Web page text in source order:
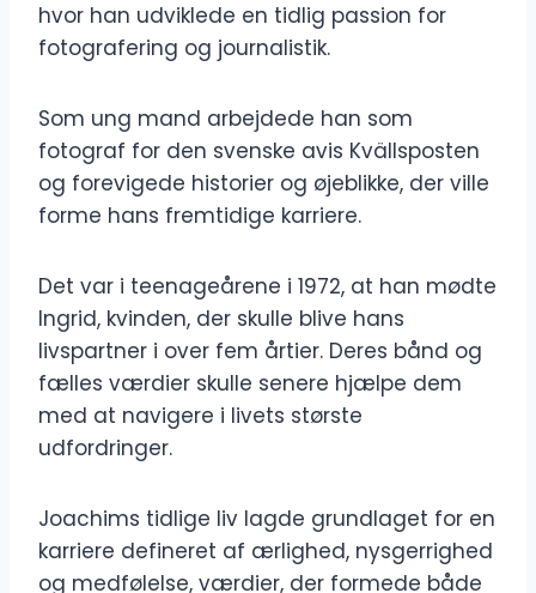
hvor han udviklede en tidlig passion for
fotografering og journalistik.
Som ung mand arbejdede han som
fotograf for den svenske avis Kvällsposten
og forevigede historier og øjeblikke, der ville
forme hans fremtidige karriere.
Det var i teenageårene i 1972, at han mødte
Ingrid, kvinden, der skulle blive hans
livspartner i over fem årtier. Deres bånd og
fælles værdier skulle senere hjælpe dem
med at navigere i livets største
udfordringer.
Joachims tidlige liv lagde grundlaget for en
karriere defineret af ærlighed, nysgerrighed
og medfølelse, værdier, der formede både